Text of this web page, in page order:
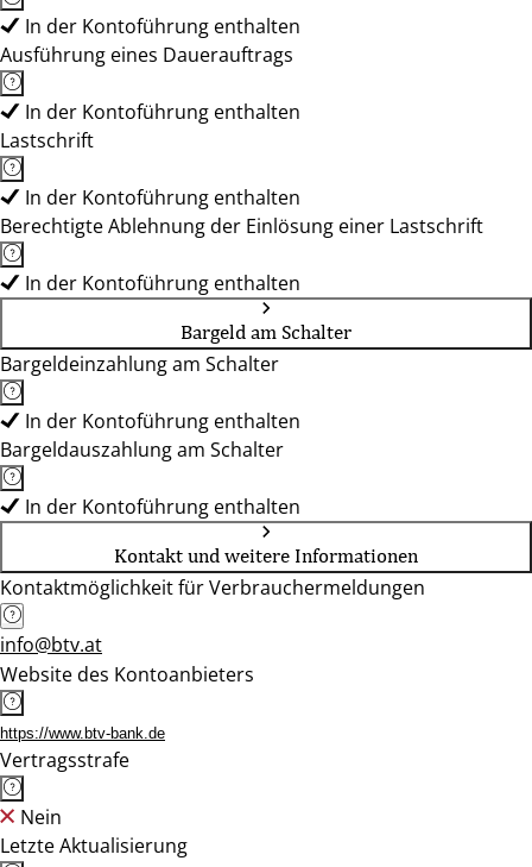
In der Kontoführung enthalten
Ausführung eines Dauerauftrags
In der Kontoführung enthalten
Lastschrift
In der Kontoführung enthalten
Berechtigte Ablehnung der Einlösung einer Lastschrift
In der Kontoführung enthalten
Bargeld am Schalter
Bargeldeinzahlung am Schalter
In der Kontoführung enthalten
Bargeldauszahlung am Schalter
In der Kontoführung enthalten
Kontakt und weitere Informationen
Kontaktmöglichkeit für Verbrauchermeldungen
info@btv.at
Website des Kontoanbieters
https://www.btv-bank.de
Vertragsstrafe
Nein
Letzte Aktualisierung